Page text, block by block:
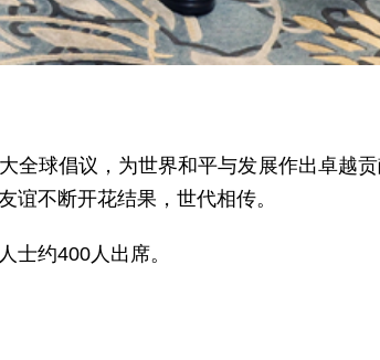
全球倡议，为世界和平与发展作出卓越
不断开花结果，世代相传。
士约400人出席。